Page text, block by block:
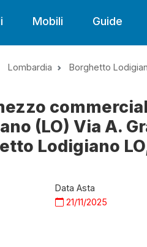
Mobili Guide
Lombardia Borghetto
(LO) Via A.
Lodigiano
Data Asta
21/11/2025